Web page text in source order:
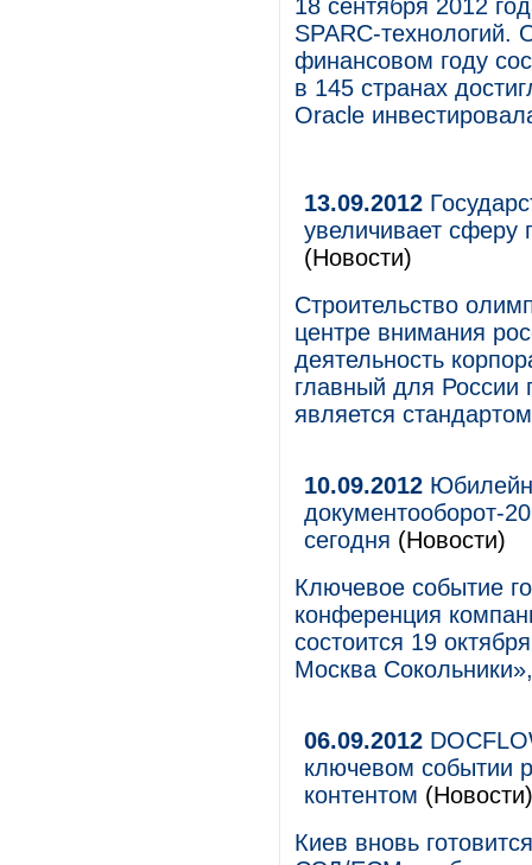
18 сентября 2012
SPARC-технологий.
финансовом году
в 145 странах
Oracle
13.09.2012
увеличивает
(Новости)
Строительство
центре внимания
деятельность
главный для России
является
10.09.2012
документооборот-
сегодня (Новости)
Ключевое событие
конференция
состоится 19
Москва
06.09.2012
ключевом событии
контентом (Новости)
Киев вновь